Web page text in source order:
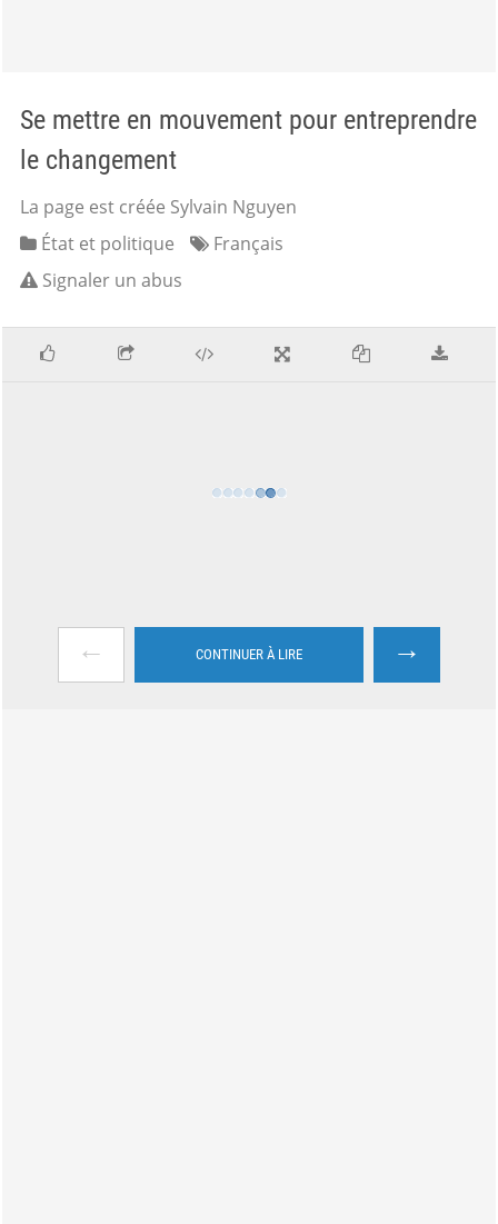
Se mettre en mouvement pour entreprendre
le changement
La page est créée Sylvain Nguyen
État et politique
Français
Signaler un abus
← CONTINUER À LIRE →